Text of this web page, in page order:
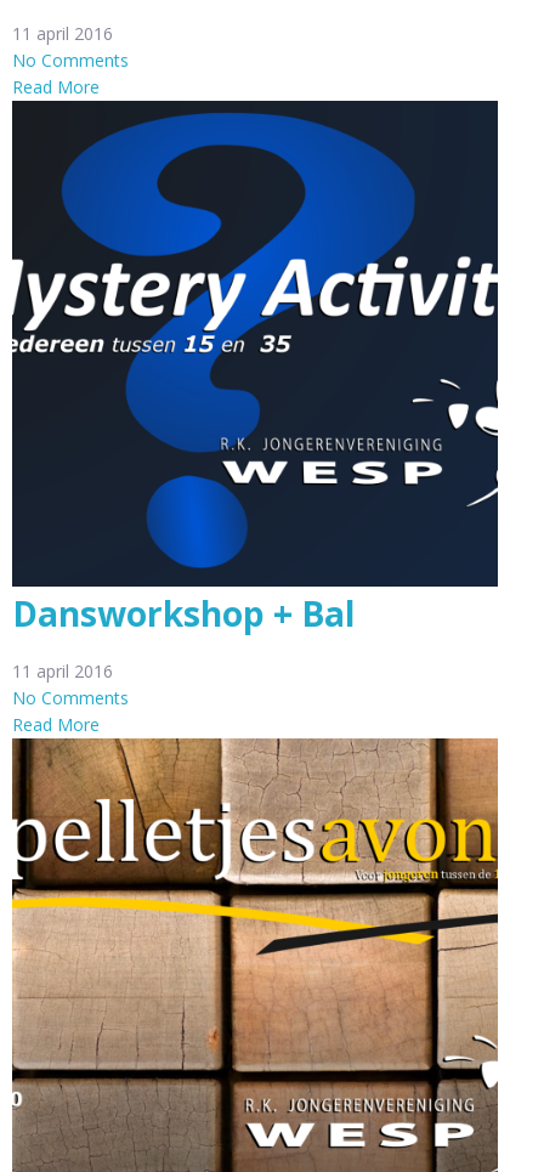
11 april 2016
No Comments
Read More
Dansworkshop + Bal
11 april 2016
No Comments
Read More